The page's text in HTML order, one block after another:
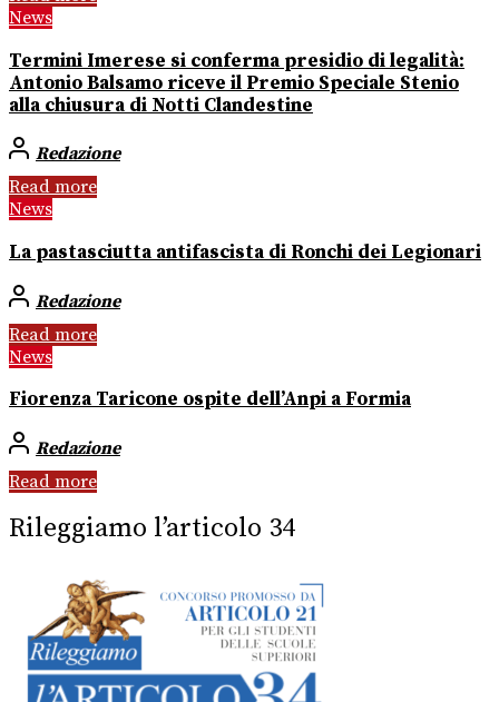
News
Termini Imerese si conferma presidio di legalità:
Antonio Balsamo riceve il Premio Speciale Stenio
alla chiusura di Notti Clandestine
Redazione
Read more
News
La pastasciutta antifascista di Ronchi dei Legionari
Redazione
Read more
News
Fiorenza Taricone ospite dell’Anpi a Formia
Redazione
Read more
Rileggiamo l’articolo 34